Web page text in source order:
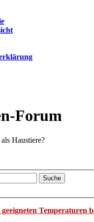
Forum
Haustiere?
Temperaturen